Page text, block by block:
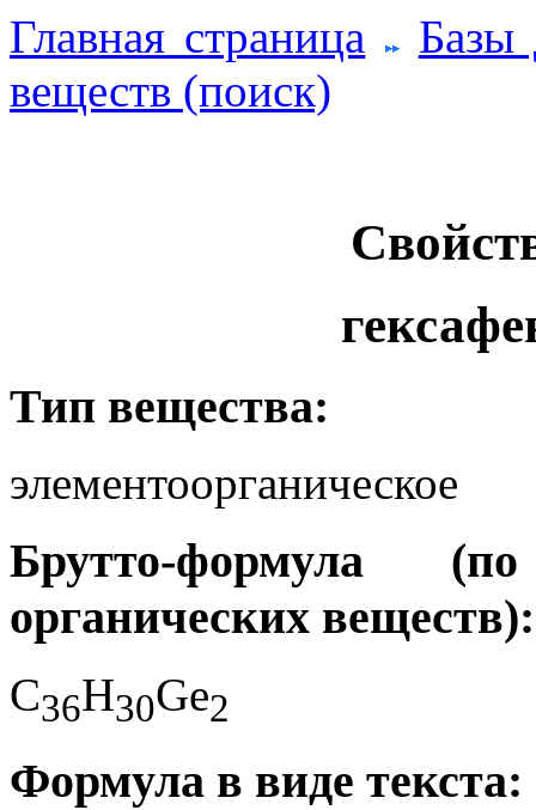
Главная страница
Базы
веществ (поиск)
Тип вещества:
элементоорганическое
Брутто-формула
органических веществ):
C36H30Ge2
Формула в виде текста: